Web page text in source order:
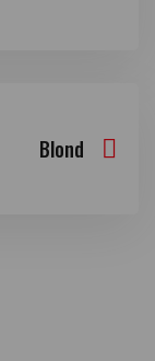
Blond